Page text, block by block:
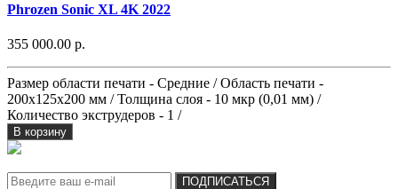
Phrozen Sonic XL 4K 2022
355 000.00 р.
Размер области печати - Средние / Область печати -
200х125x200 мм / Толщина слоя - 10 мкр (0,01 мм) /
Количество экструдеров - 1 /
В корзину
ПОДПИСАТЬСЯ